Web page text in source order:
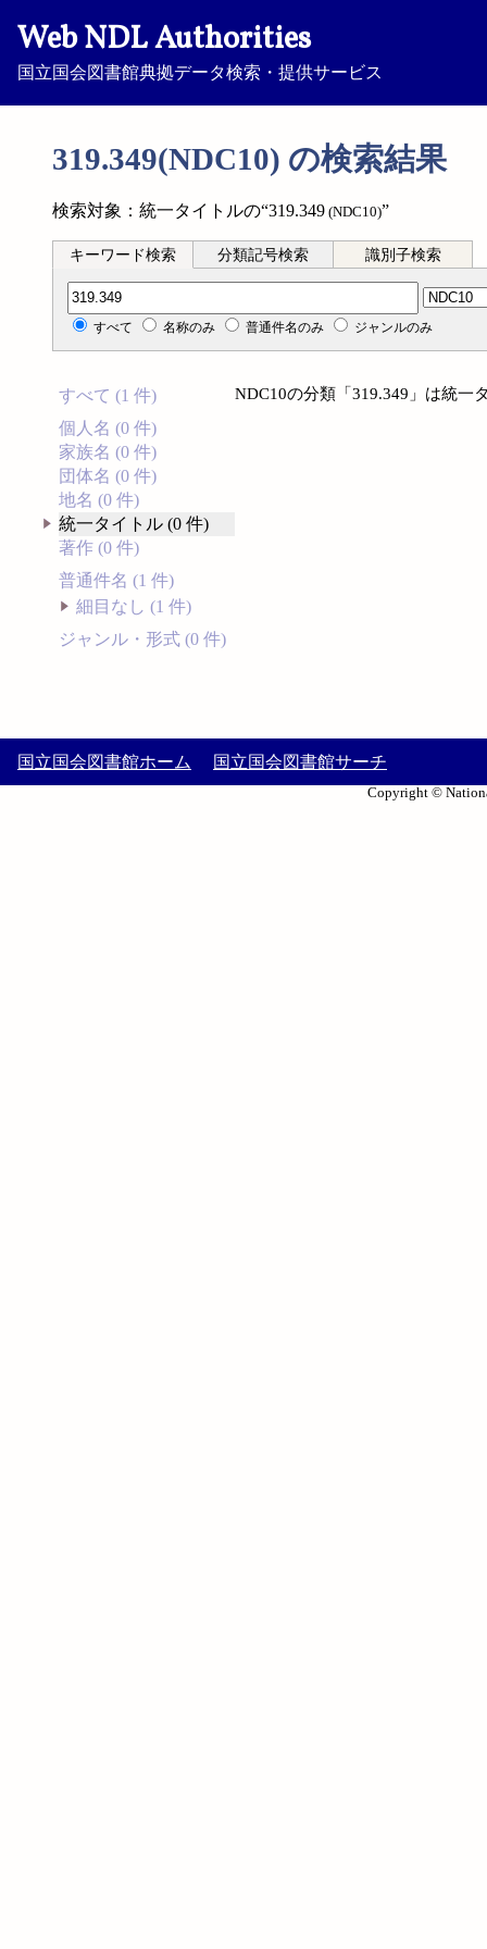
Web NDL Authorities
国立国会図書館典拠データ検索・提供サービス
319.349(NDC10) の検索結果
検索対象：統一タイトルの“319.349 (NDC10)”
キーワード検索 分類記号検索 識別子検索
分類記号検索
すべて 名称のみ 普通件名のみ ジャンルのみ
すべて (1 件)
個人名 (0 件)
家族名 (0 件)
団体名 (0 件)
地名 (0 件)
統一タイトル (0 件)
著作 (0 件)
普通件名 (1 件)
細目なし (1 件)
ジャンル・形式 (0 件)
NDC10の分類「319.349」は統一
国立国会図書館ホーム 国立国会図書館サーチ
Copyright ©